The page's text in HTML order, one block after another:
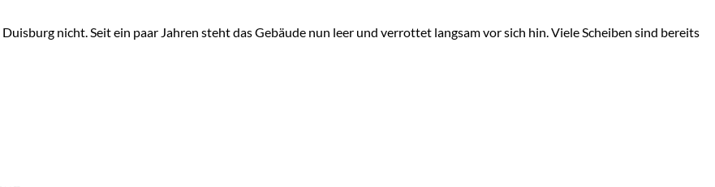
nicht. Seit ein paar Jahren steht das Gebäude nun leer und verrottet langsam vor sich hin. Viele Scheiben sind bereits